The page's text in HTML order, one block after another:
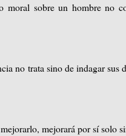
moral sobre un hombre no
no trata sino de indagar sus
mejorará por sí solo